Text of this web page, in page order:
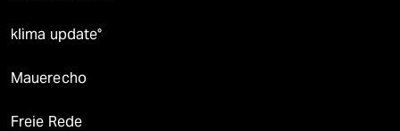
klima update°
Mauerecho
Freie Rede